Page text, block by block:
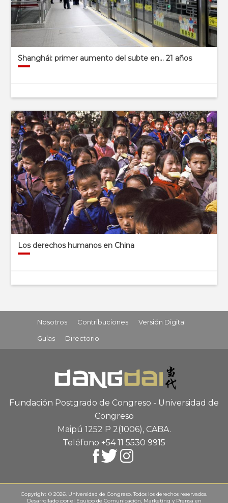
Shanghái: primer aumento del subte en… 21 años
Los derechos humanos en China
Nosotros Contribuciones
Versión Digital
Guías
Directorio
Fundación Postgrado de Congreso - Universidad de
Congreso
Maipú 1252 P 2(1006), CABA.
Teléfono +54 11 5530 9915
Copyright © 2026. Universidad de Congreso. Todos los derechos reservados.
Desarrollado por el Equipo de Comunicación, Marketing y Prensa en